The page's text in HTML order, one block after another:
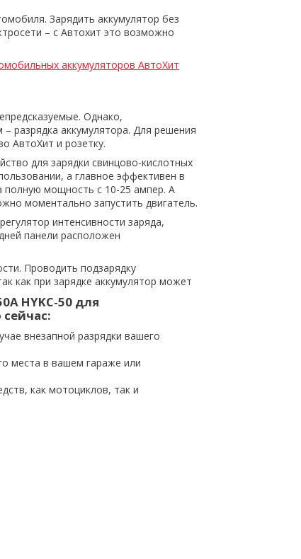
Зарядить аккумулятор без
– с Автохит это возможно
аккумуляторов АвтоХит
Однако,
разрядка аккумулятора. Для решения
АвтоХит и розетку.
для зарядки свинцово-кислотных
а главное эффективен в
полную мощность с 10-25 ампер. А
моментально запустить двигатель.
интенсивности заряда,
панели расположен
Проводить подзарядку
как при зарядке аккумулятор может
HYKC-50 для
внезапной разрядки вашего
места в вашем гараже или
как мотоциклов, так и